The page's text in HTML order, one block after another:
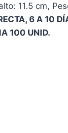
11.5 cm,
6 A 10
100 UNID.